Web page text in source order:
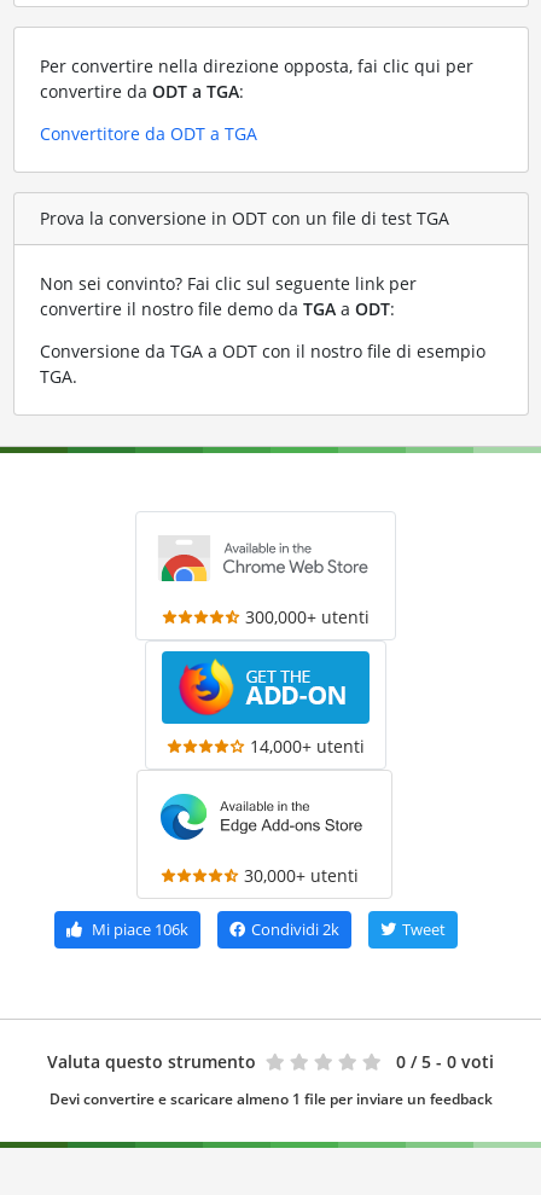
Per convertire nella direzione opposta, fai clic qui per
convertire da ODT a TGA:
Convertitore da ODT a TGA
Prova la conversione in ODT con un file di test TGA
Non sei convinto? Fai clic sul seguente link per
convertire il nostro file demo da TGAa ODT:
Conversione da TGA a ODT con il nostro file di esempio
TGA.
300,000+ utenti
14,000+ utenti
30,000+ utenti
Mi piace 106k Condividi 2k Tweet
Valuta questo strumento 0 / 5 - 0 voti
Devi convertire e scaricare almeno 1 file per inviare un feedback